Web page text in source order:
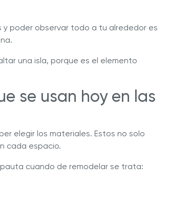
y poder observar todo a tu alrededor es
una isla, porque es el elemento
se usan hoy en las
elegir los materiales. Estos no solo
cada espacio.
cuando de remodelar se trata: